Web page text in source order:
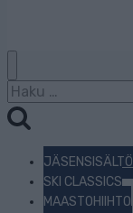
Haku:
JÄSENSISÄLTÖ
SKI CLASSICS
MAASTOHIIHTO